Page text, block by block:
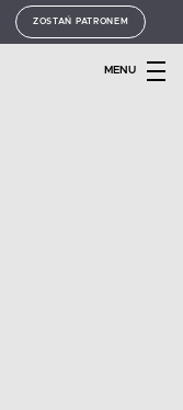
ZOSTAŃ PATRONEM
MENU